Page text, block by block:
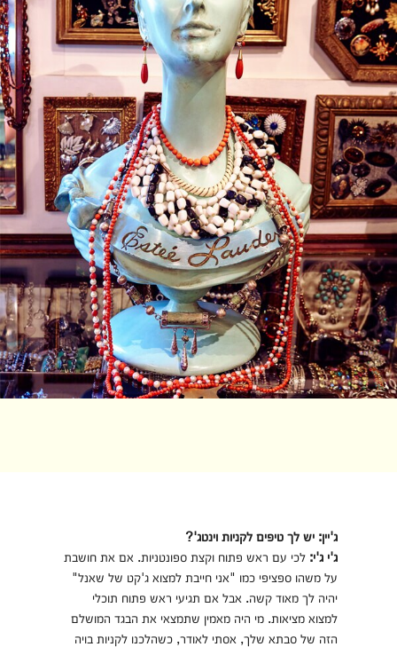
ג'יין: יש לך טיפים לקניות וינטג'?
ג'י ג'י:לכי עם ראש פתוח וקצת ספונטניות. אם את חושבת
על משהו ספציפי כמו "אני חייבת למצוא ג'קט של שאנל"
יהיה לך מאוד קשה. אבל אם תגיעי ראש פתוח תוכלי
למצוא מציאות. מי היה מאמין שתמצאי את הבגד המושלם
הזה של סבתא שלך, אסתי לאודר, כשהלכנו לקניות בויה